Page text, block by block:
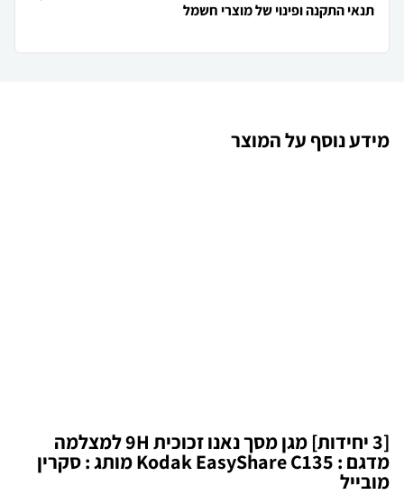
תנאי התקנה ופינוי של מוצרי חשמל
מידע נוסף על המוצר
[3 יחידות] מגן מסך נאנו זכוכית 9H למצלמה
מדגם : Kodak EasyShare C135 מותג : סקרין
מובייל